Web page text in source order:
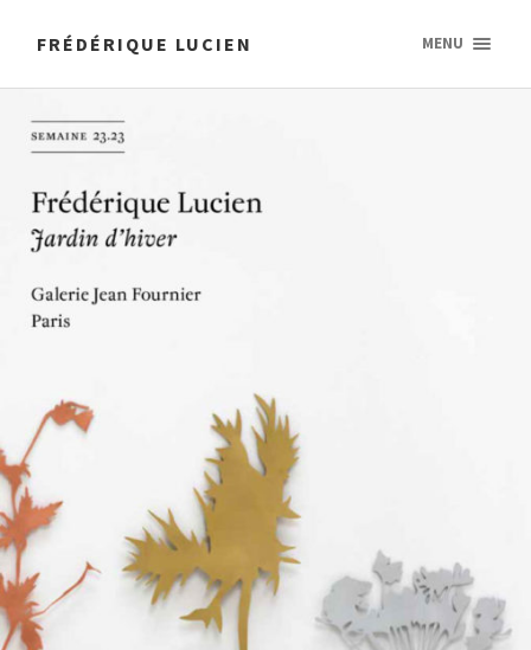
FRÉDÉRIQUE LUCIEN MENU